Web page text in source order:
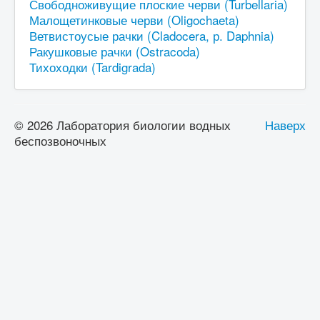
СМИ о нас
Свободноживущие плоские черви (Turbellaria)
Малощетинковые черви (Oligochaeta)
Ветвистоусые рачки (Cladocera, р. Daphnia)
Ракушковые рачки (Ostracoda)
Тихоходки (Tardigrada)
Наверх
© 2026 Лаборатория биологии водных
беспозвоночных